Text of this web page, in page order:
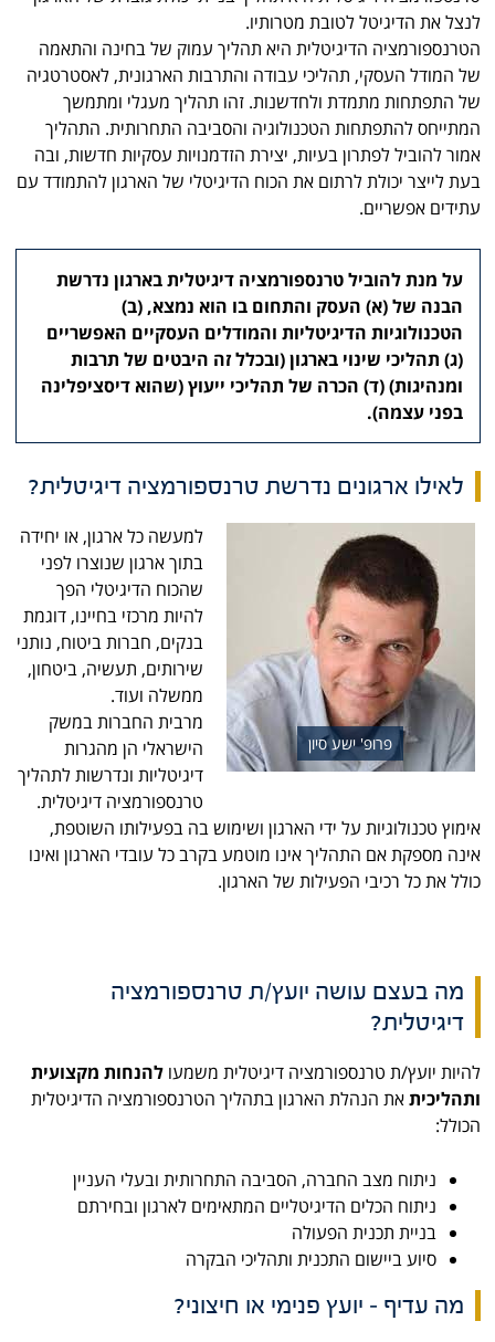
לנצל את הדיגיטל לטובת מטרותיו.
הטרנספורמציה הדיגיטלית היא תהליך עמוק של בחינה והתאמה
של המודל העסקי, תהליכי עבודה והתרבות הארגונית, לאסטרטגיה
של התפתחות מתמדת ולחדשנות. זהו תהליך מעגלי ומתמשך
המתייחס להתפתחות הטכנולוגיה והסביבה התחרותית. התהליך
אמור להוביל לפתרון בעיות, יצירת הזדמנויות עסקיות חדשות, ובה
בעת לייצר יכולת לרתום את הכוח הדיגיטלי של הארגון להתמודד עם
עתידים אפשריים.
על מנת להוביל טרנספורמציה דיגיטלית בארגון נדרשת
הבנה של (א) העסק והתחום בו הוא נמצא, (ב)
הטכנולוגיות הדיגיטליות והמודלים העסקיים האפשריים
(ג) תהליכי שינוי בארגון (ובכלל זה היבטים של תרבות
ומנהיגות) (ד) הכרה של תהליכי ייעוץ (שהוא דיסציפלינה
בפני עצמה).
לאילו ארגונים נדרשת טרנספורמציה דיגיטלית?
פרופ' ישע סיון
למעשה כל ארגון, או יחידה
בתוך ארגון שנוצרו לפני
שהכוח הדיגיטלי הפך
להיות מרכזי בחיינו, דוגמת
בנקים, חברות ביטוח, נותני
שירותים, תעשיה, ביטחון,
ממשלה ועוד.
מרבית החברות במשק
הישראלי הן מהגרות
דיגיטליות ונדרשות לתהליך
טרנספורמציה דיגיטלית.
אימוץ טכנולוגיות על ידי הארגון ושימוש בה בפעילותו השוטפת,
אינה מספקת אם התהליך אינו מוטמע בקרב כל עובדי הארגון ואינו
כולל את כל רכיבי הפעילות של הארגון.
מה בעצם עושה יועץ/ת טרנספורמציה
דיגיטלית?
להיות יועץ/ת טרנספורמציה דיגיטלית משמעולהנחות מקצועית
ותהליכיתאת הנהלת הארגון בתהליך הטרנספורמציה הדיגיטלית
הכולל:
ניתוח מצב החברה, הסביבה התחרותית ובעלי העניין
ניתוח הכלים הדיגיטליים המתאימים לארגון ובחירתם
בניית תכנית הפעולה
סיוע ביישום התכנית ותהליכי הבקרה
מה עדיף – יועץ פנימי או חיצוני?